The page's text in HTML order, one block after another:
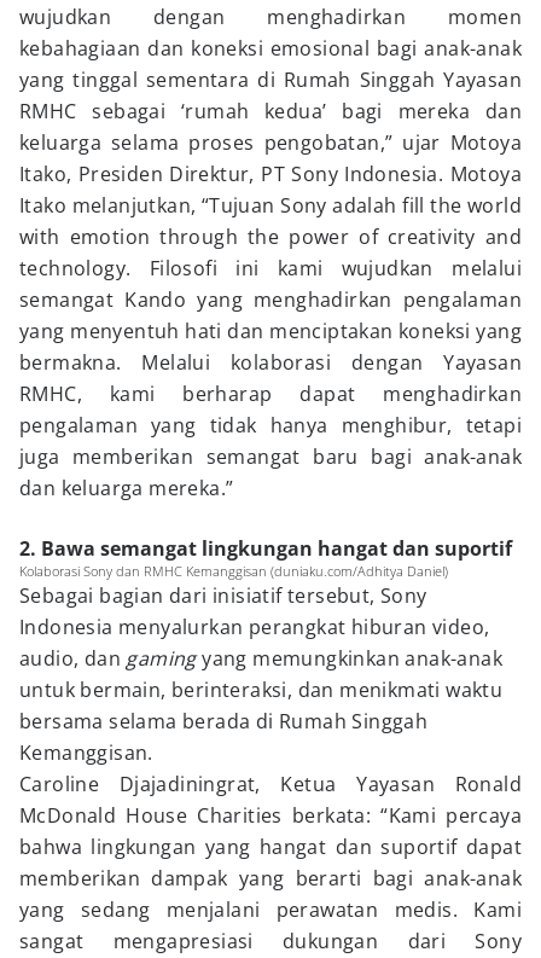
wujudkan dengan menghadirkan momen
kebahagiaan dan koneksi emosional bagi anak-anak
yang tinggal sementara di Rumah Singgah Yayasan
RMHC sebagai ‘rumah kedua’ bagi mereka dan
keluarga selama proses pengobatan,” ujar Motoya
Itako, Presiden Direktur, PT Sony Indonesia. Motoya
Itako melanjutkan, “Tujuan Sony adalah fill the world
with emotion through the power of creativity and
technology. Filosofi ini kami wujudkan melalui
semangat Kando yang menghadirkan pengalaman
yang menyentuh hati dan menciptakan koneksi yang
bermakna. Melalui kolaborasi dengan Yayasan
RMHC, kami berharap dapat menghadirkan
pengalaman yang tidak hanya menghibur, tetapi
juga memberikan semangat baru bagi anak-anak
dan keluarga mereka.”
2. Bawa semangat lingkungan hangat dan suportif
Kolaborasi Sony dan RMHC Kemanggisan (duniaku.com/Adhitya Daniel)
Sebagai bagian dari inisiatif tersebut, Sony
Indonesia menyalurkan perangkat hiburan video,
audio, dan gamingyang memungkinkan anak-anak
untuk bermain, berinteraksi, dan menikmati waktu
bersama selama berada di Rumah Singgah
Kemanggisan.
Caroline Djajadiningrat, Ketua Yayasan Ronald
McDonald House Charities berkata: “Kami percaya
bahwa lingkungan yang hangat dan suportif dapat
memberikan dampak yang berarti bagi anak-anak
yang sedang menjalani perawatan medis. Kami
sangat mengapresiasi dukungan dari Sony